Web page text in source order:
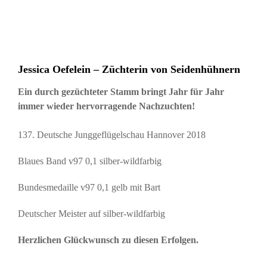
Jessica Oefelein – Züchterin von Seidenhühnern
Ein durch gezüchteter Stamm bringt Jahr für Jahr
immer wieder hervorragende Nachzuchten!
137. Deutsche Junggeflügelschau Hannover 2018
Blaues Band v97 0,1 silber-wildfarbig
Bundesmedaille v97 0,1 gelb mit Bart
Deutscher Meister auf silber-wildfarbig
Herzlichen Glückwunsch zu diesen Erfolgen.